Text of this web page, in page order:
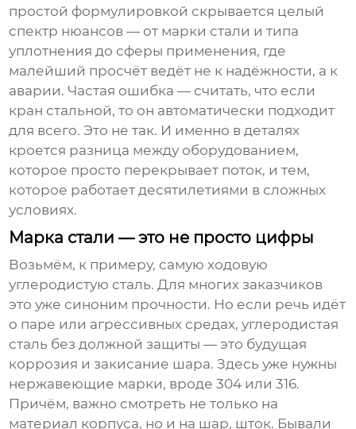
простой формулировкой скрывается целый
спектр нюансов — от марки стали и типа
уплотнения до сферы применения, где
малейший просчёт ведёт не к надёжности, а к
аварии. Частая ошибка — считать, что если
кран стальной, то он автоматически подходит
для всего. Это не так. И именно в деталях
кроется разница между оборудованием,
которое просто перекрывает поток, и тем,
которое работает десятилетиями в сложных
условиях.
Марка стали — это не просто цифры
Возьмём, к примеру, самую ходовую
углеродистую сталь. Для многих заказчиков
это уже синоним прочности. Но если речь идёт
о паре или агрессивных средах, углеродистая
сталь без должной защиты — это будущая
коррозия и закисание шара. Здесь уже нужны
нержавеющие марки, вроде 304 или 316.
Причём, важно смотреть не только на
материал корпуса, но и на шар, шток. Бывали